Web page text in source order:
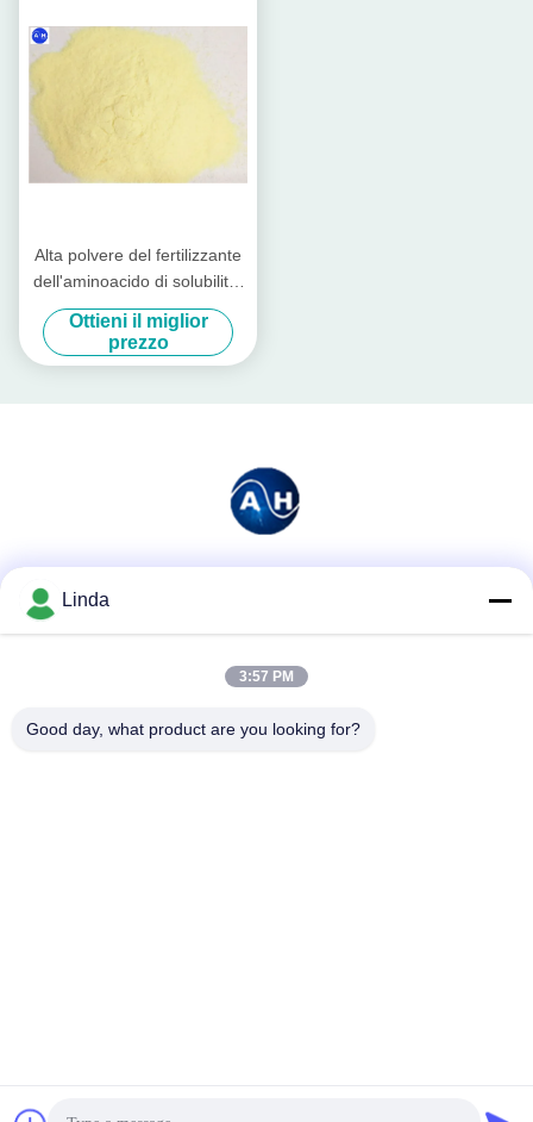
Alta polvere del fertilizzante
dell'aminoacido di solubilità,
aminoacido 50% di
agricoltura
Ottieni il miglior
prezzo
Fornitore. 2019-2026 Chengdu Chelation Biology Technology
Linda
3:57 PM
Good day, what product are you looking for?